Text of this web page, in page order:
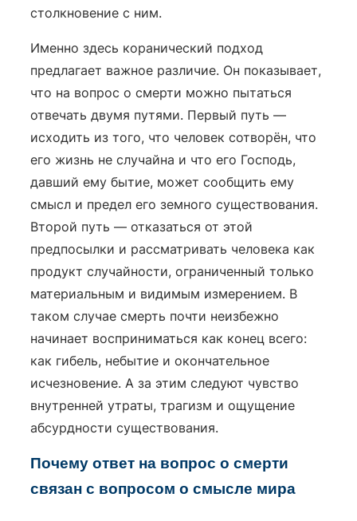
столкновение с ним.
Именно здесь коранический подход
предлагает важное различие. Он показывает,
что на вопрос о смерти можно пытаться
отвечать двумя путями. Первый путь —
исходить из того, что человек сотворён, что
его жизнь не случайна и что его Господь,
давший ему бытие, может сообщить ему
смысл и предел его земного существования.
Второй путь — отказаться от этой
предпосылки и рассматривать человека как
продукт случайности, ограниченный только
материальным и видимым измерением. В
таком случае смерть почти неизбежно
начинает восприниматься как конец всего:
как гибель, небытие и окончательное
исчезновение. А за этим следуют чувство
внутренней утраты, трагизм и ощущение
абсурдности существования.
Почему ответ на вопрос о смерти
связан с вопросом о смысле мира